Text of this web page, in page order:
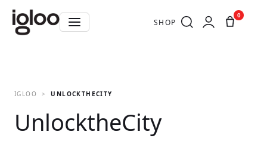
SHOP
0
IGLOO UNLOCKTHECITY
UnlocktheCity